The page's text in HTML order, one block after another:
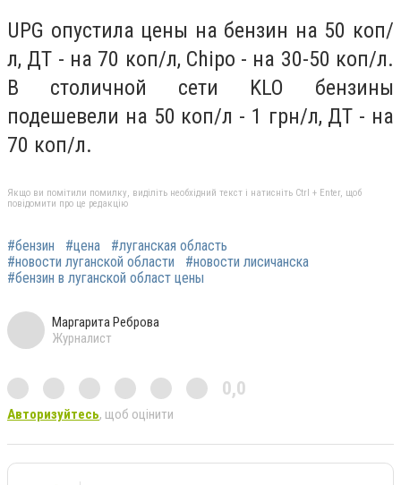
UPG опустила цены на бензин на 50 коп/
л, ДТ - на 70 коп/л, Chipo - на 30-50 коп/л.
В столичной сети KLO бензины
подешевели на 50 коп/л - 1 грн/л, ДТ - на
70 коп/л.
Якщо ви помітили помилку, виділіть необхідний текст і натисніть Ctrl + Enter, щоб
повідомити про це редакцію
#бензин #цена
#луганская область
#новости луганской области
#новости лисичанска
#бензин в луганской област цены
Маргарита Реброва
Журналист
0,0
Авторизуйтесь, щоб оцінити